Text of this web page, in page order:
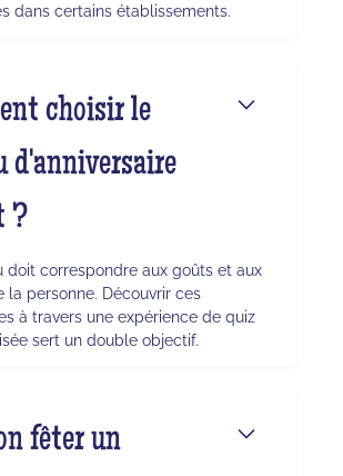
dans certains établissements.
choisir le
d'anniversaire
?
doit correspondre aux goûts et aux
la personne. Découvrir ces
à travers une expérience de quiz
sert un double objectif.
fêter un